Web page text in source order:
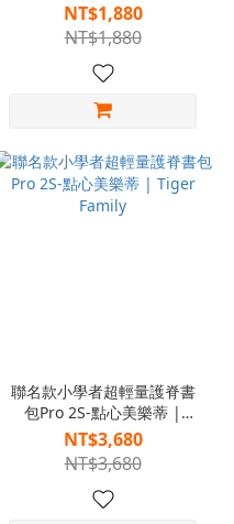
NT$1,880
NT$1,880
聯名款小學者超輕量護脊書
包Pro 2S-點心美樂蒂 |
Tiger Family
NT$3,680
NT$3,680